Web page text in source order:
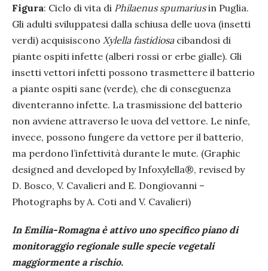
Figura: Ciclo di vita di Philaenus spumariusin Puglia.
Gli adulti sviluppatesi dalla schiusa delle uova (insetti
verdi) acquisiscono Xylella fastidiosacibandosi di
piante ospiti infette (alberi rossi or erbe gialle). Gli
insetti vettori infetti possono trasmettere il batterio
a piante ospiti sane (verde), che di conseguenza
diventeranno infette. La trasmissione del batterio
non avviene attraverso le uova del vettore. Le ninfe,
invece, possono fungere da vettore per il batterio,
ma perdono l’infettività durante le mute. (Graphic
designed and developed by Infoxylella®, revised by
D. Bosco, V. Cavalieri and E. Dongiovanni –
Photographs by A. Coti and V. Cavalieri)
In Emilia-Romagna è attivo uno specifico piano di
monitoraggio regionale sulle specie vegetali
maggiormente a rischio.